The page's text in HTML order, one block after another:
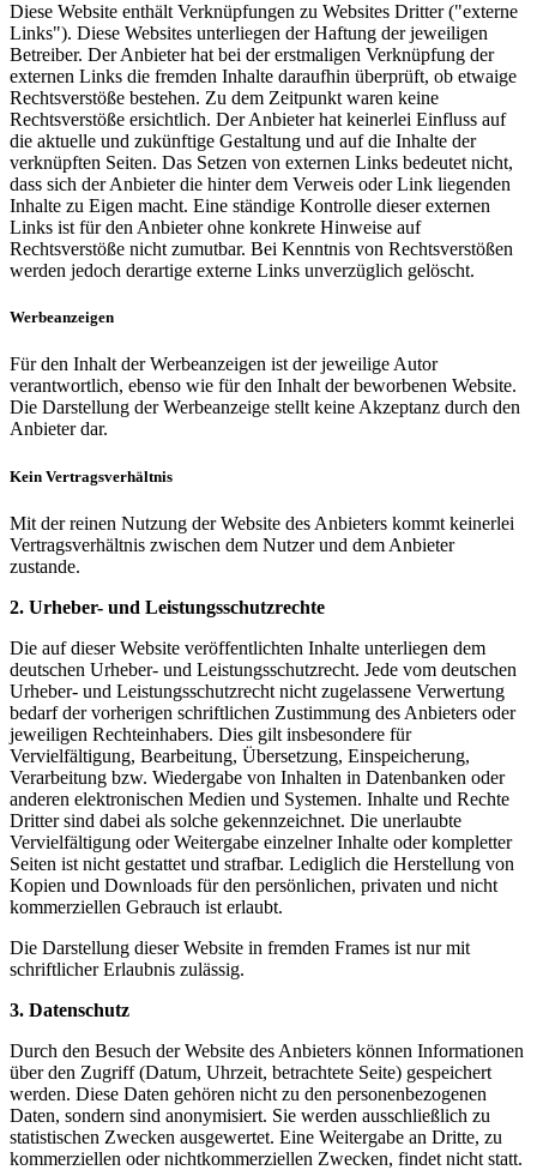
Diese Website enthält Verknüpfungen zu Websites Dritter ("externe
Links"). Diese Websites unterliegen der Haftung der jeweiligen
Betreiber. Der Anbieter hat bei der erstmaligen Verknüpfung der
externen Links die fremden Inhalte daraufhin überprüft, ob etwaige
Rechtsverstöße bestehen. Zu dem Zeitpunkt waren keine
Rechtsverstöße ersichtlich. Der Anbieter hat keinerlei Einfluss auf
die aktuelle und zukünftige Gestaltung und auf die Inhalte der
verknüpften Seiten. Das Setzen von externen Links bedeutet nicht,
dass sich der Anbieter die hinter dem Verweis oder Link liegenden
Inhalte zu Eigen macht. Eine ständige Kontrolle dieser externen
Links ist für den Anbieter ohne konkrete Hinweise auf
Rechtsverstöße nicht zumutbar. Bei Kenntnis von Rechtsverstößen
werden jedoch derartige externe Links unverzüglich gelöscht.
Werbeanzeigen
Für den Inhalt der Werbeanzeigen ist der jeweilige Autor
verantwortlich, ebenso wie für den Inhalt der beworbenen Website.
Die Darstellung der Werbeanzeige stellt keine Akzeptanz durch den
Anbieter dar.
Kein Vertragsverhältnis
Mit der reinen Nutzung der Website des Anbieters kommt keinerlei
Vertragsverhältnis zwischen dem Nutzer und dem Anbieter
zustande.
2. Urheber- und Leistungsschutzrechte
Die auf dieser Website veröffentlichten Inhalte unterliegen dem
deutschen Urheber- und Leistungsschutzrecht. Jede vom deutschen
Urheber- und Leistungsschutzrecht nicht zugelassene Verwertung
bedarf der vorherigen schriftlichen Zustimmung des Anbieters oder
jeweiligen Rechteinhabers. Dies gilt insbesondere für
Vervielfältigung, Bearbeitung, Übersetzung, Einspeicherung,
Verarbeitung bzw. Wiedergabe von Inhalten in Datenbanken oder
anderen elektronischen Medien und Systemen. Inhalte und Rechte
Dritter sind dabei als solche gekennzeichnet. Die unerlaubte
Vervielfältigung oder Weitergabe einzelner Inhalte oder kompletter
Seiten ist nicht gestattet und strafbar. Lediglich die Herstellung von
Kopien und Downloads für den persönlichen, privaten und nicht
kommerziellen Gebrauch ist erlaubt.
Die Darstellung dieser Website in fremden Frames ist nur mit
schriftlicher Erlaubnis zulässig.
3. Datenschutz
Durch den Besuch der Website des Anbieters können Informationen
über den Zugriff (Datum, Uhrzeit, betrachtete Seite) gespeichert
werden. Diese Daten gehören nicht zu den personenbezogenen
Daten, sondern sind anonymisiert. Sie werden ausschließlich zu
statistischen Zwecken ausgewertet. Eine Weitergabe an Dritte, zu
kommerziellen oder nichtkommerziellen Zwecken, findet nicht statt.